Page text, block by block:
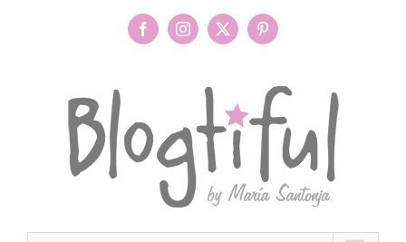
FacebookInstagram
X Pinterest